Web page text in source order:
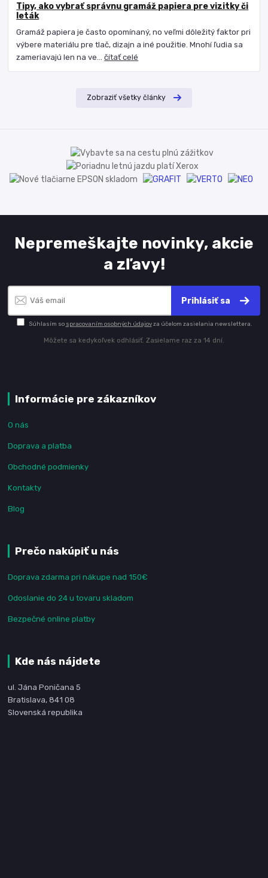
Tipy, ako vybrať správnu gramáž papiera pre vizitky či
leták
Gramáž papiera je často opomínaný, no veľmi dôležitý faktor pri
výbere materiálu pre tlač, dizajn a iné použitie. Mnohí ľudia sa
zameriavajú len na ve...čítať celé
Zobraziť všetky články
Nepremeškajte novinky, akcie
a zľavy!
Prihlásiť sa
Súhlasím so spracovaním osobných údajovza účelom zasielania newslettera.
Môžete sa kedykoľvek odhlásiť. Zasielame raz za 14 dní.
Informácie pre zákazníkov
O nás
Doprava a platba
Obchodné podmienky
Kontakty
Blog
Prečo nakúpiť u nás
Doprava zdarma pri nákupe nad 150€
Odoslanie do 24 u tovaru skladom
Bezpečné online platby
Kde nás nájdete
ul. Jána Poničana 5
Bratislava, 841 08
Slovenská republika